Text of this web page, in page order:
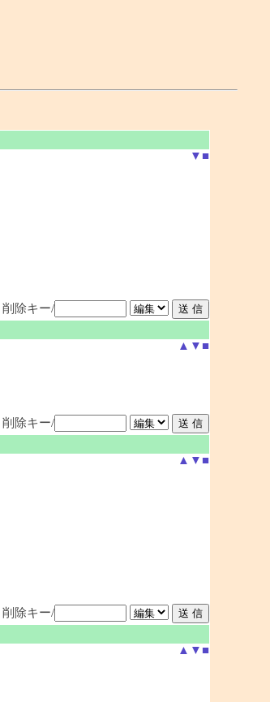
▼ ■
削除キー/
▲ ▼ ■
削除キー/
▲ ▼ ■
削除キー/
▲ ▼ ■